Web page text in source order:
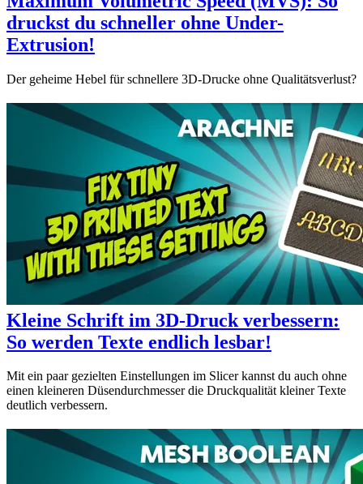
druckst du schneller ohne Under-
Extrusion!
Der geheime Hebel für schnellere 3D-Drucke ohne Qualitätsverlust?
Kleine Schrift im 3D-Druck verbessern:
So werden Texte endlich lesbar!
Mit ein paar gezielten Einstellungen im Slicer kannst du auch ohne
einen kleineren Düsendurchmesser die Druckqualität kleiner Texte
deutlich verbessern.